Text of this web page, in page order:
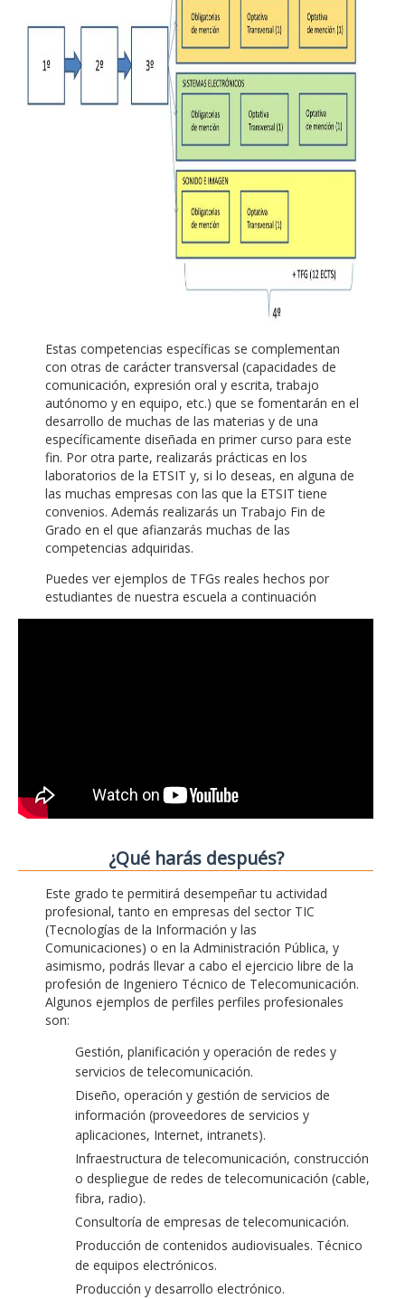
Estas competencias específicas se complementan
con otras de carácter transversal (capacidades de
comunicación, expresión oral y escrita, trabajo
autónomo y en equipo, etc.) que se fomentarán en el
desarrollo de muchas de las materias y de una
específicamente diseñada en primer curso para este
fin. Por otra parte, realizarás prácticas en los
laboratorios de la ETSIT y, si lo deseas, en alguna de
las muchas empresas con las que la ETSIT tiene
convenios. Además realizarás un Trabajo Fin de
Grado en el que afianzarás muchas de las
competencias adquiridas.
Puedes ver ejemplos de TFGs reales hechos por
estudiantes de nuestra escuela a continuación
¿Qué harás después?
Este grado te permitirá desempeñar tu actividad
profesional, tanto en empresas del sector TIC
(Tecnologías de la Información y las
Comunicaciones) o en la Administración Pública, y
asimismo, podrás llevar a cabo el ejercicio libre de la
profesión de Ingeniero Técnico de Telecomunicación.
Algunos ejemplos de perfiles perfiles profesionales
son:
Gestión, planificación y operación de redes y
servicios de telecomunicación.
Diseño, operación y gestión de servicios de
información (proveedores de servicios y
aplicaciones, Internet, intranets).
Infraestructura de telecomunicación, construcción
o despliegue de redes de telecomunicación (cable,
fibra, radio).
Consultoría de empresas de telecomunicación.
Producción de contenidos audiovisuales. Técnico
de equipos electrónicos.
Producción y desarrollo electrónico.